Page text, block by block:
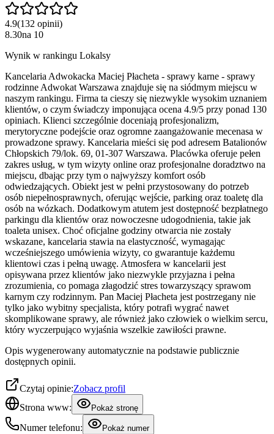
4.9(132 opinii)
8.30na 10
Wynik w rankingu Lokalsy
Kancelaria Adwokacka Maciej Płacheta - sprawy karne - sprawy
rodzinne Adwokat Warszawa znajduje się na siódmym miejscu w
naszym rankingu. Firma ta cieszy się niezwykle wysokim uznaniem
klientów, o czym świadczy imponująca ocena 4.9/5 przy ponad 130
opiniach. Klienci szczególnie doceniają profesjonalizm,
merytoryczne podejście oraz ogromne zaangażowanie mecenasa w
prowadzone sprawy. Kancelaria mieści się pod adresem Batalionów
Chłopskich 79/lok. 69, 01-307 Warszawa. Placówka oferuje pełen
zakres usług, w tym wizyty online oraz profesjonalne doradztwo na
miejscu, dbając przy tym o najwyższy komfort osób
odwiedzających. Obiekt jest w pełni przystosowany do potrzeb
osób niepełnosprawnych, oferując wejście, parking oraz toaletę dla
osób na wózkach. Dodatkowym atutem jest dostępność bezpłatnego
parkingu dla klientów oraz nowoczesne udogodnienia, takie jak
toaleta unisex. Choć oficjalne godziny otwarcia nie zostały
wskazane, kancelaria stawia na elastyczność, wymagając
wcześniejszego umówienia wizyty, co gwarantuje każdemu
klientowi czas i pełną uwagę. Atmosfera w kancelarii jest
opisywana przez klientów jako niezwykle przyjazna i pełna
zrozumienia, co pomaga złagodzić stres towarzyszący sprawom
karnym czy rodzinnym. Pan Maciej Płacheta jest postrzegany nie
tylko jako wybitny specjalista, który potrafi wygrać nawet
skomplikowane sprawy, ale również jako człowiek o wielkim sercu,
który wyczerpująco wyjaśnia wszelkie zawiłości prawne.
Opis wygenerowany automatycznie na podstawie publicznie
dostępnych opinii.
Czytaj opinie:Zobacz profil
Strona www:
Pokaż stronę
Numer telefonu: Pokaż numer